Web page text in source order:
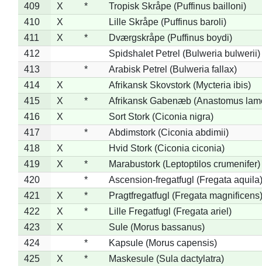
409
X *
Tropisk Skråpe (Puffinus bailloni)
410
X
Lille Skråpe (Puffinus baroli)
411
X *
Dværgskråpe (Puffinus boydi)
412
Spidshalet Petrel (Bulweria bulwerii)
413
*
Arabisk Petrel (Bulweria fallax)
414
X
Afrikansk Skovstork (Mycteria ibis)
415
X *
Afrikansk Gabenæb (Anastomus
416
X
Sort Stork (Ciconia nigra)
417
*
Abdimstork (Ciconia abdimii)
418
X
Hvid Stork (Ciconia ciconia)
419
X *
Marabustork (Leptoptilos crumenifer)
420
*
Ascension-fregatfugl (Fregata aquila)
421
X *
Pragtfregatfugl (Fregata magnificens)
422
X *
Lille Fregatfugl (Fregata ariel)
423
X
Sule (Morus bassanus)
424
*
Kapsule (Morus capensis)
425
X *
Maskesule (Sula dactylatra)